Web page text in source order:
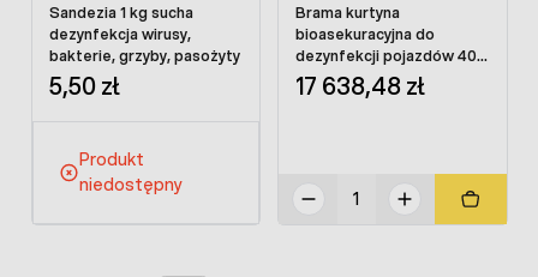
Sandezia 1 kg sucha
dezynfekcja wirusy,
bakterie, grzyby, pasożyty
5,50 zł
Produkt
niedostępny
Brama kurtyna
bioasekuracyjna do
dezynfekcji pojazdów 400
x 470 cm
17 638,48 zł